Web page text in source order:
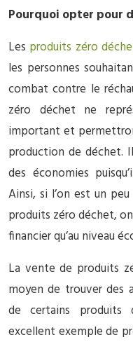
Pourquoi opter pour
Les produits zéro
les personnes
combat contre le
zéro déchet ne
important et
production de déchet.
des économies
Ainsi, si l’on est un
produits zéro déchet,
financier qu’au niveau
La vente de produits
moyen de trouver des
de certains produits
excellent exemple de